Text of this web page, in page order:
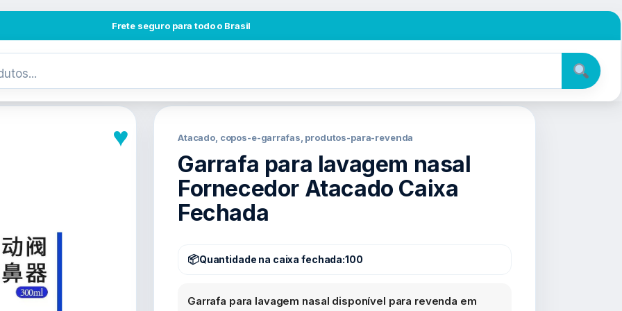
Frete seguro para todo o Brasil
♥ Atacado, copos-e-garrafas, produtos-para-revenda
Garrafa para lavagem nasal
Fornecedor Atacado Caixa
Fechada
Quantidade na caixa fechada:100
Garrafa para lavagem nasal disponível para revenda em